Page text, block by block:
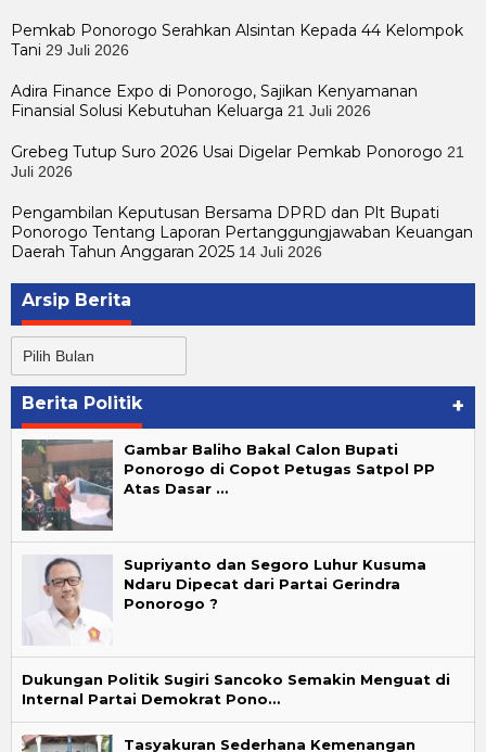
Pemkab Ponorogo Serahkan Alsintan Kepada 44 Kelompok
Tani 29 Juli 2026
Adira Finance Expo di Ponorogo, Sajikan Kenyamanan
Finansial Solusi Kebutuhan Keluarga 21 Juli 2026
Grebeg Tutup Suro 2026 Usai Digelar Pemkab Ponorogo 21
Juli 2026
Pengambilan Keputusan Bersama DPRD dan Plt Bupati
Ponorogo Tentang Laporan Pertanggungjawaban Keuangan
Daerah Tahun Anggaran 2025 14 Juli 2026
Arsip Berita
Berita
Berita Politik +
Gambar Baliho Bakal Calon Bupati
Ponorogo di Copot Petugas Satpol PP
Atas Dasar …
Supriyanto dan Segoro Luhur Kusuma
Ndaru Dipecat dari Partai Gerindra
Ponorogo ?
Dukungan Politik Sugiri Sancoko Semakin Menguat di
Internal Partai Demokrat Pono…
Tasyakuran Sederhana Kemenangan